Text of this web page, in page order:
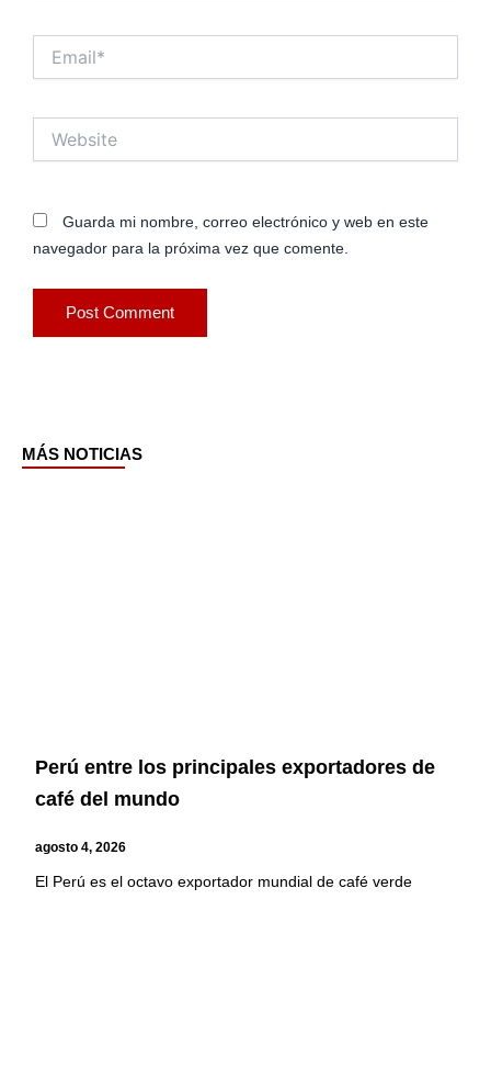
Guarda mi nombre, correo electrónico y web en este
navegador para la próxima vez que comente.
MÁS NOTICIAS
Perú entre los principales exportadores de
café del mundo
agosto 4, 2026
El Perú es el octavo exportador mundial de café verde